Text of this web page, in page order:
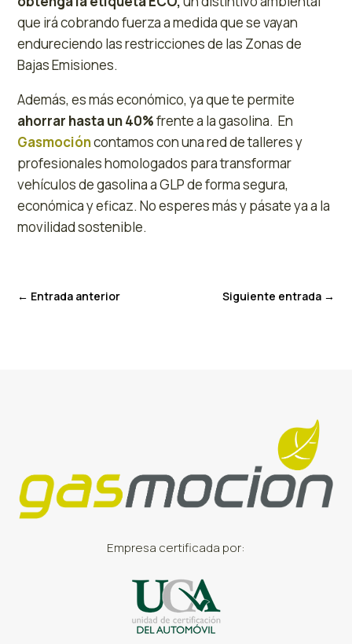
que irá cobrando fuerza a medida que se vayan
endureciendo las restricciones de las Zonas de
Bajas Emisiones.
Además, es más económico, ya que te permite
ahorrar hasta un 40%frente a la gasolina. En
Gasmocióncontamos con una red de talleres y
profesionales homologados para transformar
vehículos de gasolina a GLP de forma segura,
económica y eficaz. No esperes más y pásate ya a la
movilidad sostenible.
← Entrada anterior Siguiente entrada→
Empresa certificada por: